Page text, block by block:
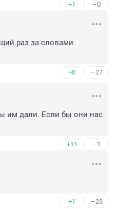
+1 –0
раз за словами
+0 –27
им дали. Если бы они нас
+11 –1
+1 –23